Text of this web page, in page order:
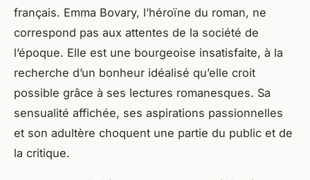
français. Emma Bovary, l’héroïne du roman, ne
correspond pas aux attentes de la société de
l’époque. Elle est une bourgeoise insatisfaite, à la
recherche d’un bonheur idéalisé qu’elle croit
possible grâce à ses lectures romanesques. Sa
sensualité affichée, ses aspirations passionnelles
et son adultère choquent une partie du public et de
la critique.